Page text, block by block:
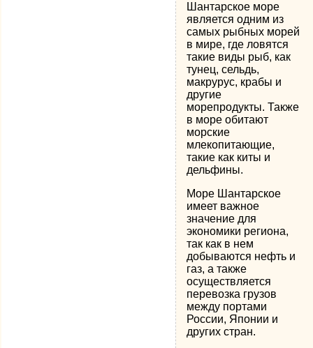
Шантарское море
является одним из
самых рыбных морей
в мире, где ловятся
такие виды рыб, как
тунец, сельдь,
макрурус, крабы и
другие
морепродукты. Также
в море обитают
морские
млекопитающие,
такие как киты и
дельфины.
Море Шантарское
имеет важное
значение для
экономики региона,
так как в нем
добываются нефть и
газ, а также
осуществляется
перевозка грузов
между портами
России, Японии и
других стран.